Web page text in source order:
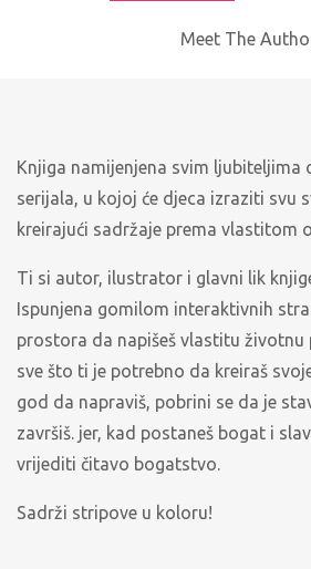
Meet The
Knjiga namijenjena svim ljubiteljima
serijala, u kojoj će djeca izraziti svu
kreirajući sadržaje prema vlastitom
Ti si autor, ilustrator i glavni lik
Ispunjena gomilom interaktivnih
prostora da napišeš vlastitu životnu
sve što ti je potrebno da kreiraš
god da napraviš, pobrini se da je
završiš. jer, kad postaneš bogat i
vrijediti čitavo bogatstvo.
Sadrži stripove u koloru!